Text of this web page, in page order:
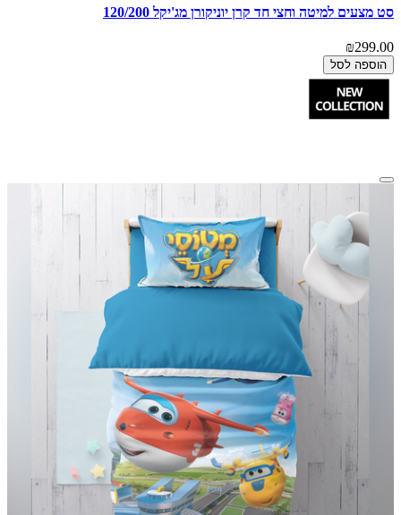
סט מצעים למיטה וחצי חד קרן יוניקורן מג'יקל 120/200
₪299.00
הוספה לסל